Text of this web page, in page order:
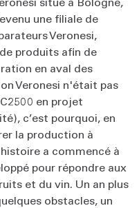
une filiale de
Veronesi,
produits afin de
en aval des
Veronesi n'était pas
en projet
c’est pourquoi, en
la production à
a commencé à
pour répondre aux
et du vin. Un an plus
obstacles, un